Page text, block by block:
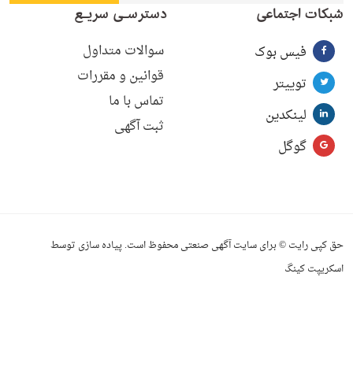
شبکات اجتماعی
فیس بوک
توییتر
لینکدین
گوگل
دسترسـی سریـع
سوالات متداول
قوانین و مقررات
تماس با ما
ثبت آگهی
حق کپی رایت © برای سایت آگهی صنعتی محفوظ است. پیاده سازی توسط
اسکریپت کینگ